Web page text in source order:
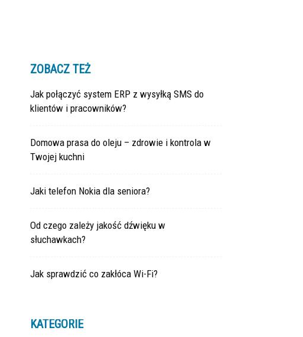
ZOBACZ TEŻ
Jak połączyć system ERP z wysyłką SMS do
klientów i pracowników?
Domowa prasa do oleju – zdrowie i kontrola w
Twojej kuchni
Jaki telefon Nokia dla seniora?
Od czego zależy jakość dźwięku w
słuchawkach?
Jak sprawdzić co zakłóca Wi-Fi?
KATEGORIE